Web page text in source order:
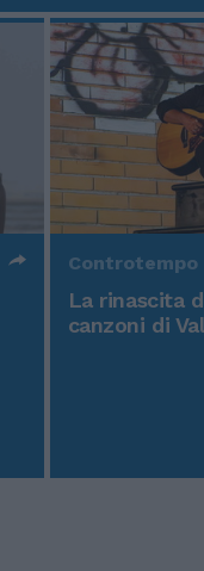
Controtempo
La rinascita
canzoni di